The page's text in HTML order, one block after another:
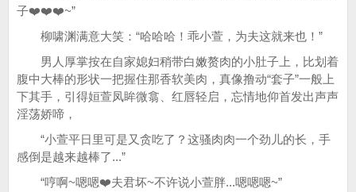
子❤️❤️❤️~”
柳啸渊满意大笑：“哈哈哈！乖小萱，为夫这就来也！”
男人厚掌按在自家媳妇稍带白嫩赘肉的小肚子上，比划着
腹中大棒的形状一把握住那香软美肉，真像撸动“套子”一般上
下其手，引得姮萱凤眸微翕、红唇轻启，忘情地仰首发出声声
淫荡娇啼，
“小萱平日里可是又贪吃了？这骚肉肉一个劲儿的长，手
感倒是越来越棒了...”
“哼啊~嗯嗯❤️夫君坏~不许说小萱胖...嗯嗯嗯~”